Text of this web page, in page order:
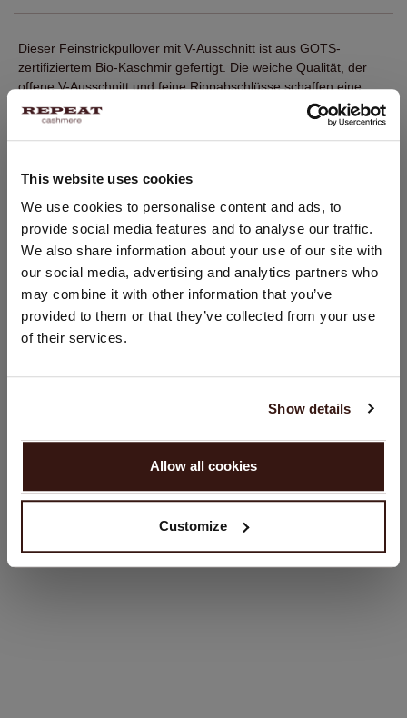
This website uses cookies
We use cookies to personalise content and ads, to
provide social media features and to analyse our traffic.
We also share information about your use of our site with
our social media, advertising and analytics partners who
may combine it with other information that you’ve
provided to them or that they’ve collected from your use
of their services.
Show details
Allow all cookies
Customize
Dieser Feinstrickpullover mit V-Ausschnitt ist aus GOTS-
zertifiziertem Bio-Kaschmir gefertigt. Die weiche Qualität, der
offene V-Ausschnitt und feine Rippabschlüsse schaffen eine
elegante Ausstrahlung. Die schmale, gerade Passform lässt sich
solo oder unter Strickjacke und Blazer tragen.
100 % GOTS-zertifizierter Bio-Kaschmir
Gerippter V-Ausschnitt
Lange Ärmel mit Rippabschlüssen
Gerader Schnitt
Schmale Passform
Handwäsche, chemische Reinigung möglich
STANDORT ÄNDERN
Sie besuchen Repeat cashmere von Niederlande (€) aus.
Möchten Sie Ihre Standort aktualisieren?
Vereinigte Staaten ($)
WEITER